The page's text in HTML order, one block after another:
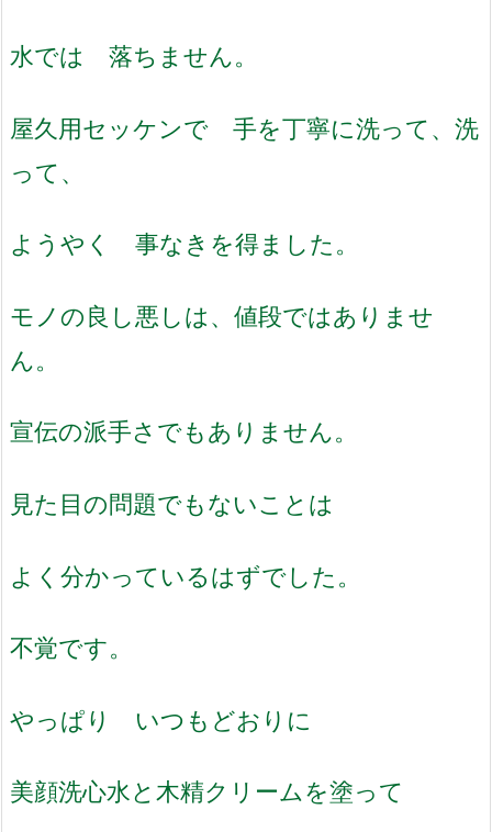
水では 落ちません。
屋久用セッケンで 手を丁寧に洗って、洗
って、
ようやく 事なきを得ました。
モノの良し悪しは、値段ではありませ
ん。
宣伝の派手さでもありません。
見た目の問題でもないことは
よく分かっているはずでした。
不覚です。
やっぱり いつもどおりに
美顔洗心水と木精クリームを塗って